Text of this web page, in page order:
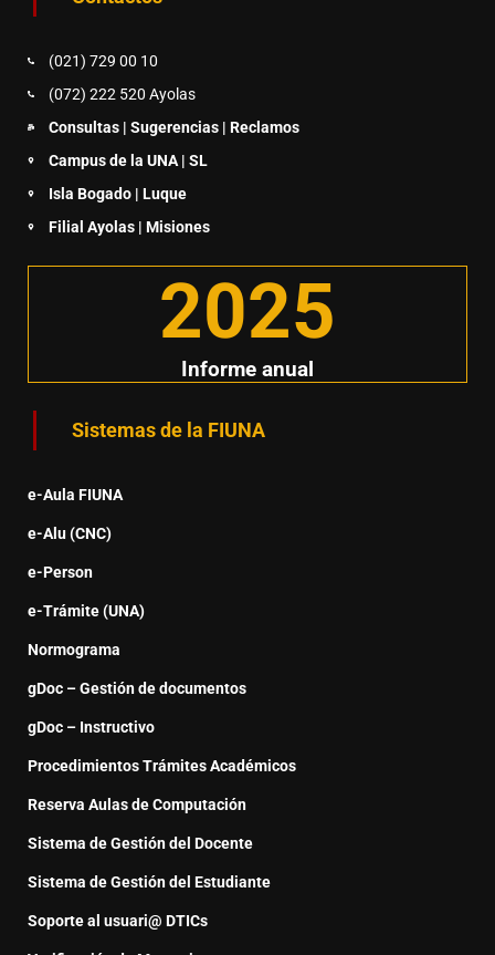
(021) 729 00 10
(072) 222 520 Ayolas
Consultas | Sugerencias | Reclamos
Campus de la UNA | SL
Isla Bogado | Luque
Filial Ayolas | Misiones
Informe anual
2025
Sistemas de la FIUNA
e-Aula FIUNA
e-Alu (CNC)
e-Person
e-Trámite (UNA)
Normograma
gDoc – Gestión de documentos
gDoc – Instructivo
Procedimientos Trámites Académicos
Reserva Aulas de Computación
Sistema de Gestión del Docente
Sistema de Gestión del Estudiante
Soporte al usuari@ DTICs